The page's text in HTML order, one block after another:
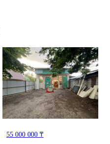
55 000 000 ₸